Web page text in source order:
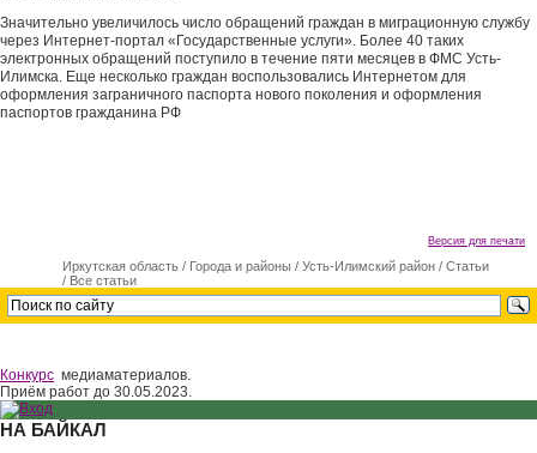
Значительно увеличилось число обращений граждан в миграционную службу
через Интернет-портал «Государственные услуги». Более 40 таких
электронных обращений поступило в течение пяти месяцев в ФМС Усть-
Илимска. Еще несколько граждан воспользовались Интернетом для
оформления заграничного паспорта нового поколения и оформления
паспортов гражданина РФ
Версия для печати
Иркутская область / Города и районы / Усть-Илимский район / Статьи
/ Все статьи
Конкурс медиаматериалов.
Приём работ до 30.05.2023.
НА БАЙКАЛ